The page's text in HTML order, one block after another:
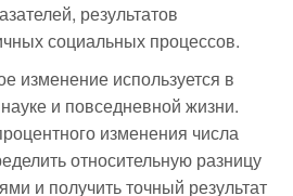
результатов
социальных процессов.
изменение используется в
и повседневной жизни.
изменения числа
относительную разницу
и получить точный результат